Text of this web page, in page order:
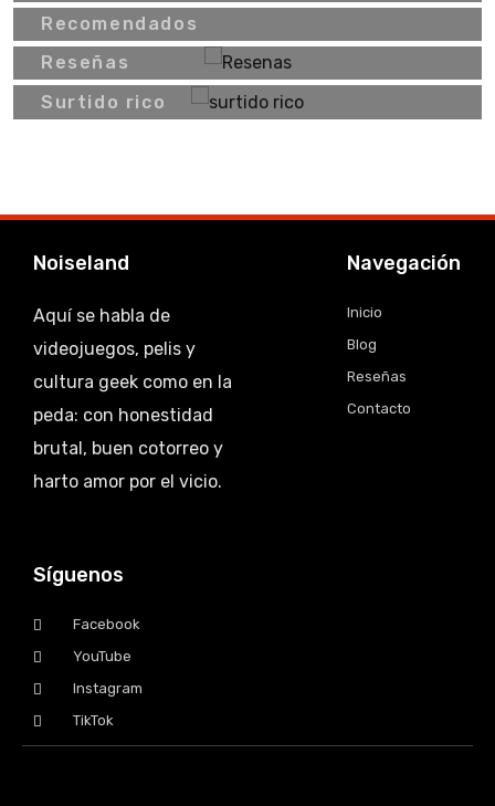
Recomendados
Reseñas
Surtido rico
Noiseland
Aquí se habla de
videojuegos, pelis y
cultura geek como en la
peda: con honestidad
brutal, buen cotorreo y
harto amor por el vicio.
Navegación
Inicio
Blog
Reseñas
Contacto
Síguenos
Facebook
YouTube
Instagram
TikTok